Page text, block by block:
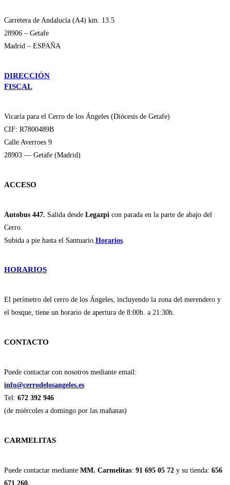
Carretera de Andalucía (A4) km. 13.5
28906 – Getafe
Madrid – ESPAÑA
DIRECCIÓN
FISCAL
Vicaría para el Cerro de los Ángeles (Diócesis de Getafe)
CIF: R7800489B
Calle Averroes 9
28903 — Getafe (Madrid)
ACCESO
Autobus 447. Salida desde Legazpi con parada en la parte de abajo del
Cerro.
Subida a pie hasta el Santuario. Horarios
HORARIOS
El perímetro del cerro de los Ángeles, incluyendo la zona del merendero y
el bosque, tiene un horario de apertura de 8:00h. a 21:30h.
CONTACTO
Puede contactar con nosotros mediante email:
info@cerrodelosangeles.es
Tel: 672 392 946
(de miércoles a domingo por las mañanas)
CARMELITAS
Puede contactar mediante MM. Carmelitas: 91 695 05 72 y su tienda: 656
671 260.